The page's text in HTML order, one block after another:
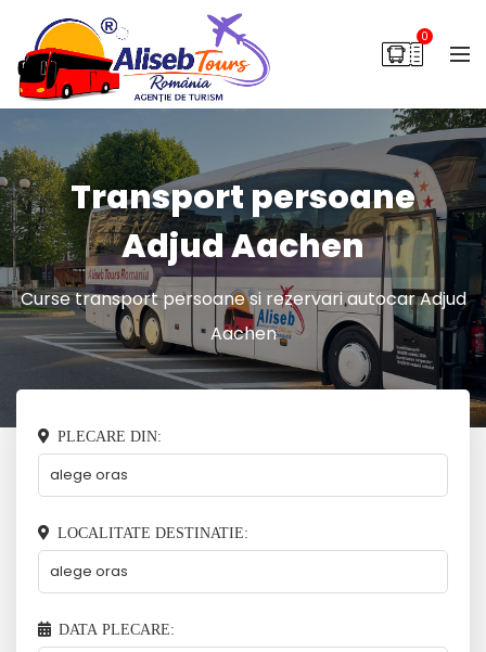
0
Transport persoane
Adjud Aachen
Curse transport persoane si rezervari autocar Adjud
Aachen
PLECARE DIN:
LOCALITATE DESTINATIE:
DATA PLECARE: